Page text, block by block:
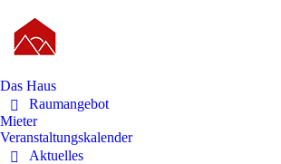
Das Haus
Raumangebot
Mieter
Veranstaltungskalender
Aktuelles